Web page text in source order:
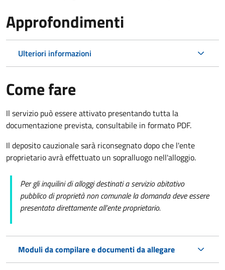
Approfondimenti
Ulteriori informazioni
Come fare
Il servizio può essere attivato presentando tutta la
documentazione prevista, consultabile in formato PDF.
Il deposito cauzionale sarà riconsegnato dopo che l'ente
proprietario avrà effettuato un sopralluogo nell'alloggio.
Per gli inquilini di alloggi destinati a servizio abitativo
pubblico di proprietà non comunale la domanda deve essere
presentata direttamente all’ente proprietario.
Moduli da compilare e documenti da allegare